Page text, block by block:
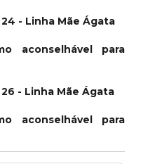
- Linha Mãe Ágata
aconselhável para
- Linha Mãe Ágata
aconselhável para